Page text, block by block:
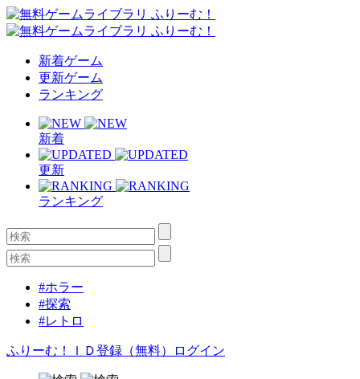
新着ゲーム
更新ゲーム
ランキング
新着
更新
ランキング
#ホラー
#探索
#レトロ
ふりーむ！ＩＤ登録（無料） ログイン